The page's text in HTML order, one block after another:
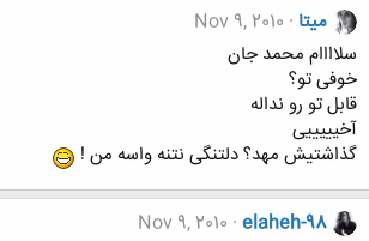
میتا Nov 9, 2010
سلاااام محمد جان
خوفی تو؟
قابل تو رو نداله
آخیییییی
گذاشتیش مهد؟ دلتنگی نتنه واسه من !
elaheh-98
Nov 9, 2010